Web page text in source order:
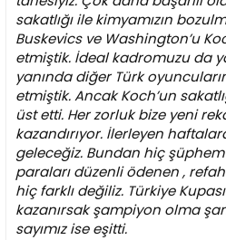
sakatlığı ile kimyamızın
Buskevics ve Washington’u
etmiştik. İdeal kadromuzu da
yanında diğer Türk
etmiştik. Ancak Koch’un
üst etti. Her zorluk bize yeni
kazandırıyor. İlerleyen
geleceğiz. Bundan hiç
paraları düzenli ödenen ,
hiç farklı değiliz. Türkiye
kazanırsak şampiyon olma
sayımız ise eşitti.